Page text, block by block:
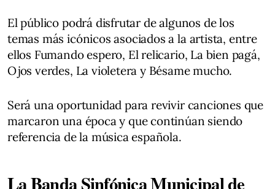
El público podrá disfrutar de algunos de los
temas más icónicos asociados a la artista, entre
ellos Fumando espero, El relicario, La bien pagá,
Ojos verdes, La violetera y Bésame mucho.
Será una oportunidad para revivir canciones que
marcaron una época y que continúan siendo
referencia de la música española.
La Banda Sinfónica Municipal de